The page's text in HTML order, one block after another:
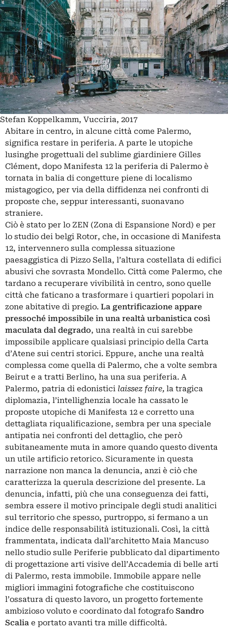
Stefan Koppelkamm, Vucciria, 2017
Abitare in centro, in alcune città come Palermo,
significa restare in periferia. A parte le utopiche
lusinghe progettuali del sublime giardiniere Gilles
Clément, dopo Manifesta 12 la periferia di Palermo è
tornata in balia di congetture piene di localismo
mistagogico, per via della diffidenza nei confronti di
proposte che, seppur interessanti, suonavano
straniere.
Ciò è stato per lo ZEN (Zona di Espansione Nord) e per
lo studio dei belgi Rotor, che, in occasione di Manifesta
12, intervennero sulla complessa situazione
paesaggistica di Pizzo Sella, l’altura costellata di edifici
abusivi che sovrasta Mondello. Città come Palermo, che
tardano a recuperare vivibilità in centro, sono quelle
città che faticano a trasformare i quartieri popolari in
zone abitative di pregio. La gentrificazione appare
pressoché impossibile in una realtà urbanistica così
maculata dal degrado, una realtà in cui sarebbe
impossibile applicare qualsiasi principio della Carta
d’Atene sui centri storici. Eppure, anche una realtà
complessa come quella di Palermo, che a volte sembra
Beirut e a tratti Berlino, ha una sua periferia. A
Palermo, patria di edonistici laissez faire, la tragica
diplomazia, l’intellighenzia locale ha cassato le
proposte utopiche di Manifesta 12 e corretto una
dettagliata riqualificazione, sembra per una speciale
antipatia nei confronti del dettaglio, che però
subitaneamente muta in amore quando questo diventa
un utile artificio retorico. Sicuramente in questa
narrazione non manca la denuncia, anzi è ciò che
caratterizza la querula descrizione del presente. La
denuncia, infatti, più che una conseguenza dei fatti,
sembra essere il motivo principale degli studi analitici
sul territorio che spesso, purtroppo, si fermano a un
indice delle responsabilità istituzionali. Così, la città
frammentata, indicata dall’architetto Maia Mancuso
nello studio sulle Periferie pubblicato dal dipartimento
di progettazione arti visive dell’Accademia di belle arti
di Palermo, resta immobile. Immobile appare nelle
migliori immagini fotografiche che costituiscono
l’ossatura di questo lavoro, un progetto fortemente
ambizioso voluto e coordinato dal fotografo Sandro
Scalia e portato avanti tra mille difficoltà.